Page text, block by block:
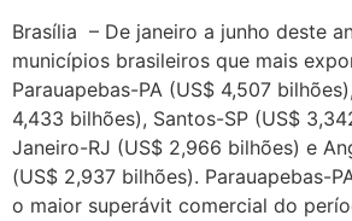
Brasília – De janeiro a junho deste
municípios brasileiros que mais
Parauapebas-PA (US$ 4,507
4,433 bilhões), Santos-SP (US$
Janeiro-RJ (US$ 2,966 bilhões) e
(US$ 2,937 bilhões). Parauapebas-
o maior superávit comercial do